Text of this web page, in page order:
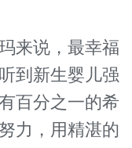
来说，最幸福
到新生婴儿强
百分之一的希
力，用精湛的